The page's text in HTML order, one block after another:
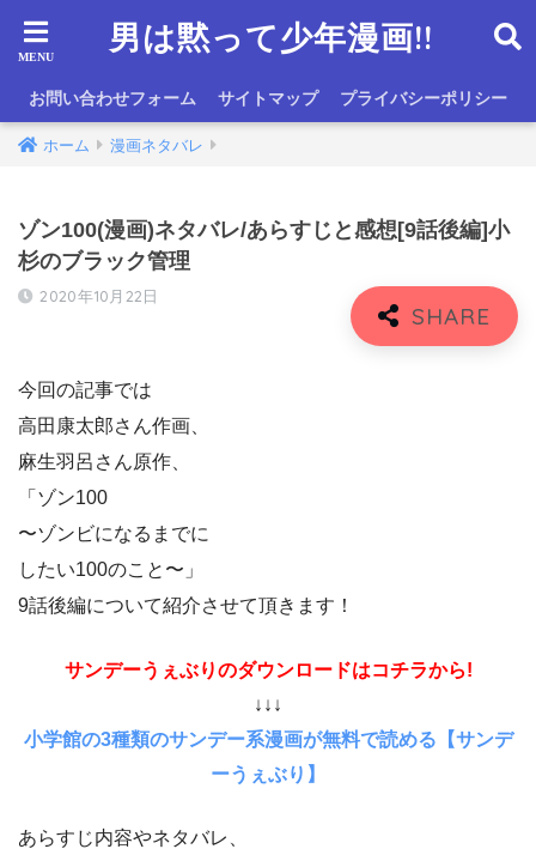
男は黙って少年漫画!!
お問い合わせフォーム サイトマップ プライバシーポリシー
ホーム 漫画ネタバレ
ゾン100(漫画)ネタバレ/あらすじと感想[9話後編]小
杉のブラック管理
2020年10月22日
今回の記事では
高田康太郎さん作画、
麻生羽呂さん原作、
「ゾン100
〜ゾンビになるまでに
したい100のこと〜」
9話後編について紹介させて頂きます！
サンデーうぇぶりのダウンロードはコチラから!
↓↓↓
小学館の3種類のサンデー系漫画が無料で読める【サンデ
ーうぇぶり】
あらすじ内容やネタバレ、